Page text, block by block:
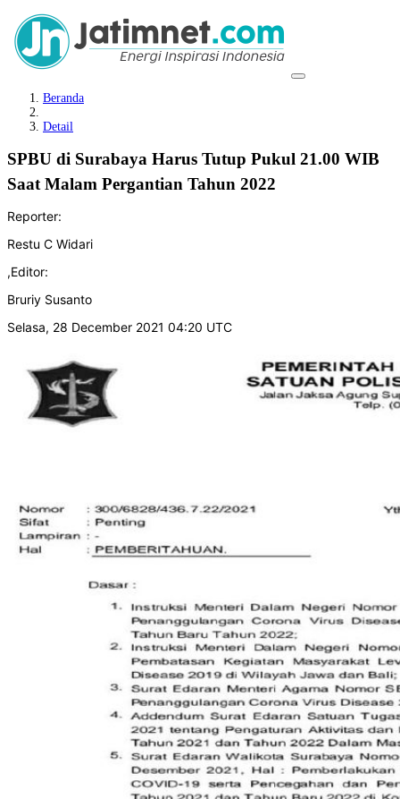
Beranda
Detail
SPBU di Surabaya Harus Tutup Pukul 21.00 WIB
Saat Malam Pergantian Tahun 2022
Reporter:
Restu C Widari
,Editor:
Bruriy Susanto
Selasa, 28 December 2021 04:20 UTC